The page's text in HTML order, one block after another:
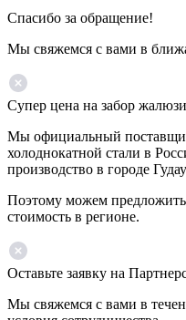
Спасибо за обращение!
Мы свяжемся с вами в
Супер цена на забор жалюзи
Мы официальный
холоднокатной стали в
производство в городе
Поэтому можем
стоимость в регионе.
Оставьте заявку на
Мы свяжемся с вами в